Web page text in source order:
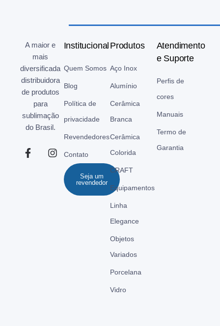
A maior e
mais
diversificada
distribuidora
de produtos
para
sublimação
do Brasil.
Institucional
Quem Somos
Blog
Política de
privacidade
Revendedores
Contato
Seja um
revendedor
Produtos
Aço Inox
Alumínio
Cerâmica
Branca
Cerâmica
Colorida
CRAFT
Equipamentos
Linha
Elegance
Objetos
Variados
Porcelana
Vidro
Atendimento
e Suporte
Perfis de
cores
Manuais
Termo de
Garantia